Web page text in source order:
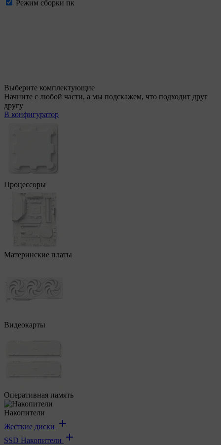
Режим сборки пк
Выберите комплектующие
Начните с любой части, а мы подскажем, что подходит друг
другу
В конфигуратор
Процессоры
Материнские платы
Видеокарты
Оперативная память
Накопители
Жесткие диски
SSD Накопители